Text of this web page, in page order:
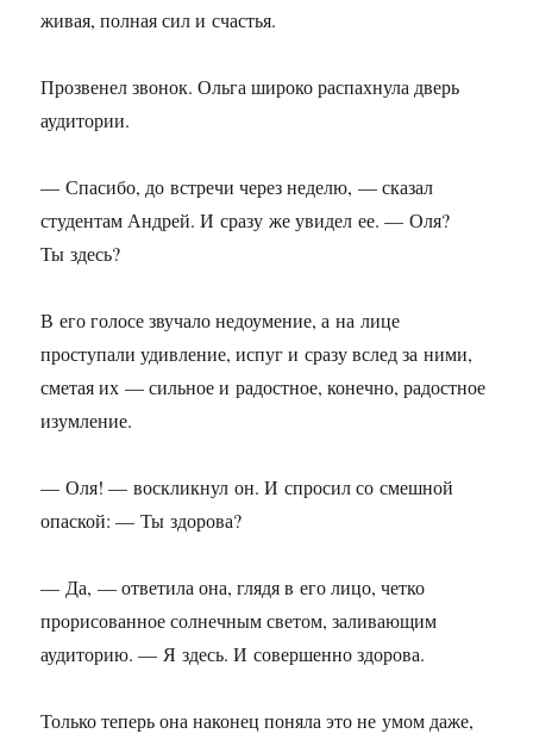
живая, полная сил и счастья.
Прозвенел звонок. Ольга широко распахнула дверь
аудитории.
— Спасибо, до встречи через неделю, — сказал
студентам Андрей. И сразу же увидел ее. — Оля?
Ты здесь?
В его голосе звучало недоумение, а на лице
проступали удивление, испуг и сразу вслед за ними,
сметая их — сильное и радостное, конечно, радостное
изумление.
— Оля! — воскликнул он. И спросил со смешной
опаской: — Ты здорова?
— Да, — ответила она, глядя в его лицо, четко
прорисованное солнечным светом, заливающим
аудиторию. — Я здесь. И совершенно здорова.
Только теперь она наконец поняла это не умом даже,